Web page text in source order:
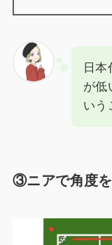
日
が低
いう
③ニアで角度